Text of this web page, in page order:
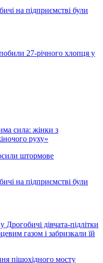
на підприємстві були
27-річного хлопця у
сила: жінки з
руху»
штормове
на підприємстві були
Дрогобичі дівчата-підлітки
газом і забризкали їй
пішохідного мосту